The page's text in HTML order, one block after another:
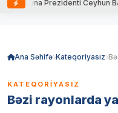
Prezidenti Ceyhun
Ana Səhifə Kateqoriyasız
KATEQORIYASIZ
Bəzi rayonlarda